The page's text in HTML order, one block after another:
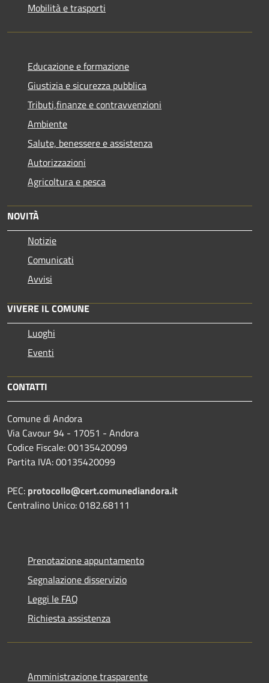
Mobilità e trasporti
Educazione e formazione
Giustizia e sicurezza pubblica
Tributi,finanze e contravvenzioni
Ambiente
Salute, benessere e assistenza
Autorizzazioni
Agricoltura e pesca
NOVITÀ
Notizie
Comunicati
Avvisi
VIVERE IL COMUNE
Luoghi
Eventi
CONTATTI
Comune di Andora
Via Cavour 94 - 17051 - Andora
Codice Fiscale: 00135420099
Partita IVA: 00135420099
PEC: protocollo@cert.comunediandora.it
Centralino Unico: 0182.68111
Prenotazione appuntamento
Segnalazione disservizio
Leggi le FAQ
Richiesta assistenza
Amministrazione trasparente